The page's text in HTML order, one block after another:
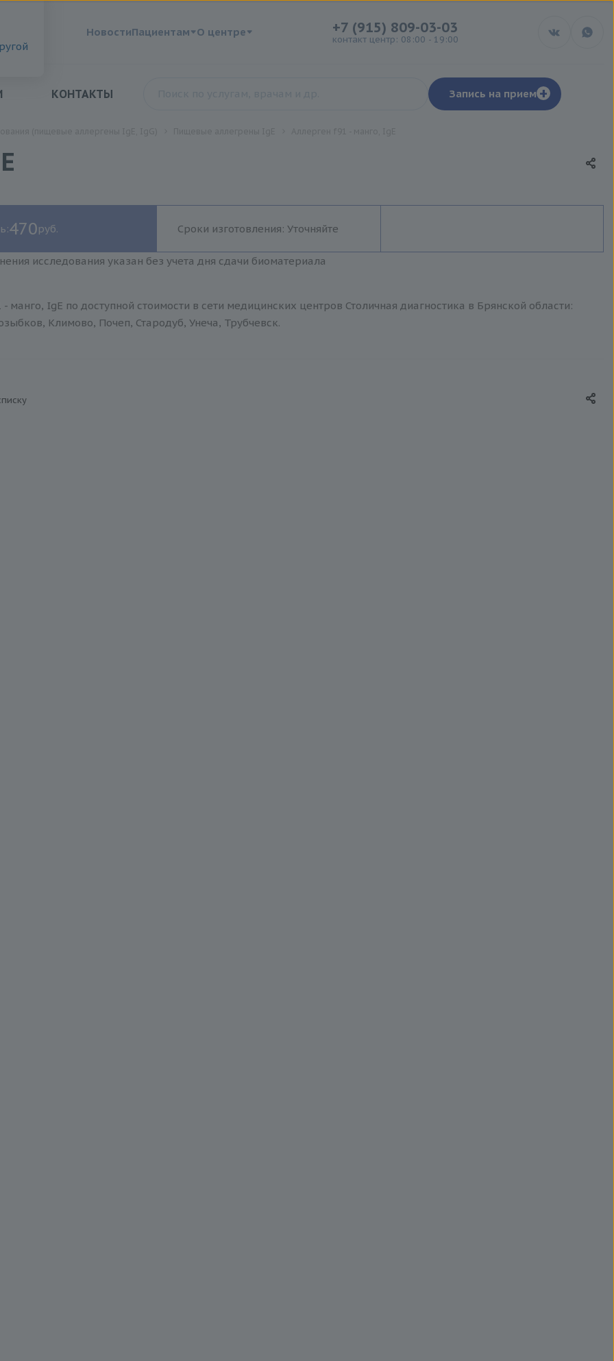
НовостиПациентам О центре +7 (915) 809-03-03
контакт центр: 08:00 - 19:00
КОНТАКТЫ Запись на прием +
470руб. Сроки изготовления: Уточняйте
исследования указан без учета дня сдачи биоматериала
манго, IgE по доступной стоимости в сети медицинских центров Столичная диагностика в Брянской области:
Климово, Почеп, Стародуб, Унеча, Трубчевск.